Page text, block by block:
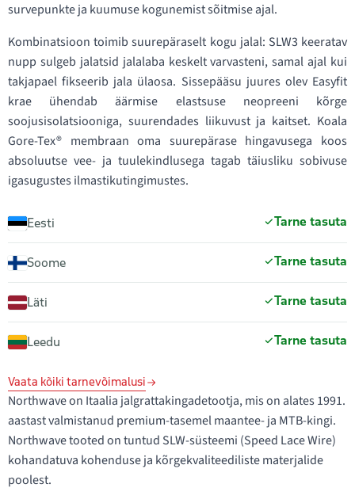
survepunkte ja kuumuse kogunemist sõitmise ajal.
Kombinatsioon toimib suurepäraselt kogu jalal: SLW3 keeratav
nupp sulgeb jalatsid jalalaba keskelt varvasteni, samal ajal kui
takjapael fikseerib jala ülaosa. Sissepääsu juures olev Easyfit
krae ühendab äärmise elastsuse neopreeni kõrge
soojusisolatsiooniga, suurendades liikuvust ja kaitset. Koala
Gore-Tex® membraan oma suurepärase hingavusega koos
absoluutse vee- ja tuulekindlusega tagab täiusliku sobivuse
igasugustes ilmastikutingimustes.
Eesti Tarne tasuta
Soome Tarne tasuta
Läti Tarne tasuta
Leedu Tarne tasuta
Vaata kõiki tarnevõimalusi
Northwave on Itaalia jalgrattakingadetootja, mis on alates 1991.
aastast valmistanud premium-tasemel maantee- ja MTB-kingi.
Northwave tooted on tuntud SLW-süsteemi (Speed Lace Wire)
kohandatuva kohenduse ja kõrgekvaliteediliste materjalide
poolest.